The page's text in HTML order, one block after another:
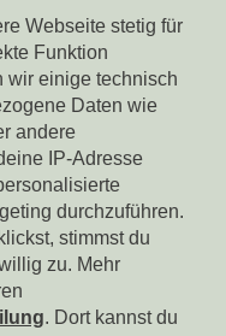
Webseite stetig für
Funktion
wir einige technisch
Daten wie
andere
IP-Adresse
durchzuführen.
stimmst du
zu. Mehr
. Dort kannst du